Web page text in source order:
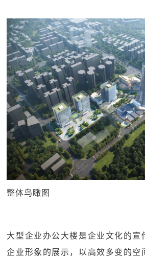
整体鸟瞰图
大型企业办公大楼是企业文化的宣
企业形象的展示，以高效多变的空